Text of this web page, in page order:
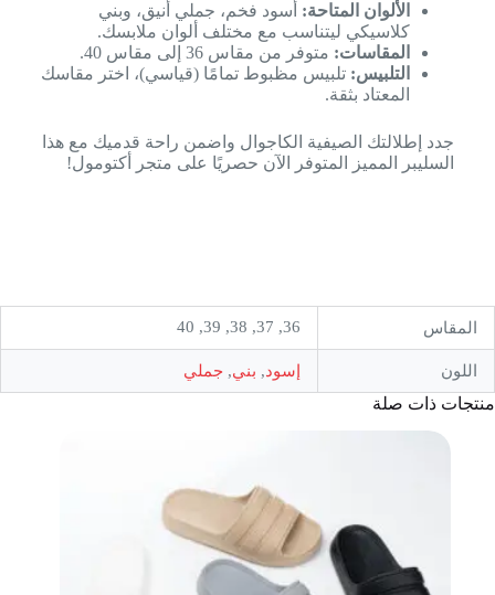
الألوان المتاحة: أسود فخم، جملي أنيق، وبني
كلاسيكي ليتناسب مع مختلف ألوان ملابسك.
المقاسات: متوفر من مقاس 36 إلى مقاس 40.
التلبيس: تلبيس مظبوط تمامًا (قياسي)، اختر مقاسك
المعتاد بثقة.
جدد إطلالتك الصيفية الكاجوال واضمن راحة قدميك مع هذا
السليبر المميز المتوفر الآن حصريًا على متجر أكتومول!
المقاس 36, 37, 38, 39, 40
اللون إسود, بني, جملي
منتجات ذات صلة